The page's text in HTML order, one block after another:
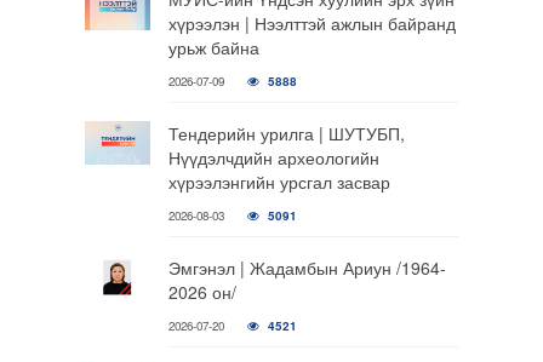
хүрээлэн | Нээлттэй ажлын байранд
урьж байна
2026-07-09 5888
Тендерийн урилга | ШУТУБП,
Нүүдэлчдийн археологийн
хүрээлэнгийн урсгал засвар
2026-08-03 5091
Эмгэнэл | Жадамбын Ариун /1964-
2026 он/
2026-07-20 4521